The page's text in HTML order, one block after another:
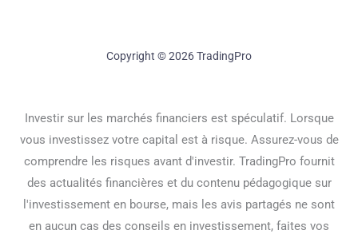
Copyright © 2026 TradingPro
Investir sur les marchés financiers est spéculatif. Lorsque
vous investissez votre capital est à risque. Assurez-vous de
comprendre les risques avant d'investir. TradingPro fournit
des actualités financières et du contenu pédagogique sur
l'investissement en bourse, mais les avis partagés ne sont
en aucun cas des conseils en investissement, faites vos